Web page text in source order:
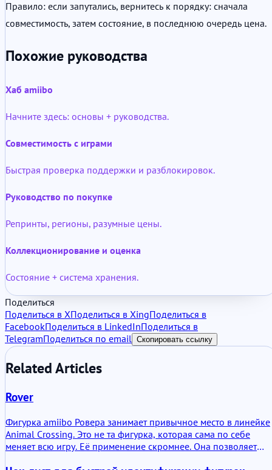
Правило: если запутались, вернитесь к порядку: сначала
совместимость, затем состояние, в последнюю очередь цена.
Похожие руководства
Хаб amiibo
Начните здесь: основы + руководства.
Совместимость с играми
Быстрая проверка поддержки и разблокировок.
Руководство по покупке
Репринты, регионы, разумные цены.
Коллекционирование и оценка
Состояние + система хранения.
Поделиться
Поделиться в XПоделиться в XingПоделиться в
FacebookПоделиться в LinkedInПоделиться в
TelegramПоделиться по email Скопировать ссылку
Related Articles
Rover
Фигурка amiibo Ровера занимает привычное место в линейке
Animal Crossing. Это не та фигурка, которая сама по себе
меняет всю игру. Её применение скромнее. Она позволяет